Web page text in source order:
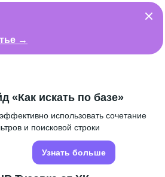
→
«Как искать по базе»
использовать сочетание
и поисковой строки
Узнать больше